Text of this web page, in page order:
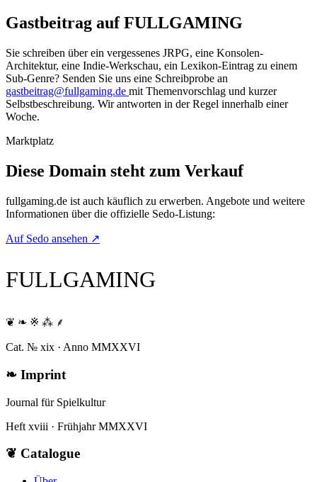
Gastbeitrag auf FULLGAMING
Sie schreiben über ein vergessenes JRPG, eine Konsolen-
Architektur, eine Indie-Werkschau, ein Lexikon-Eintrag zu einem
Sub-Genre? Senden Sie uns eine Schreibprobe an
gastbeitrag@fullgaming.de mit Themenvorschlag und kurzer
Selbstbeschreibung. Wir antworten in der Regel innerhalb einer
Woche.
Marktplatz
Diese Domain steht zum Verkauf
fullgaming.de ist auch käuflich zu erwerben. Angebote und weitere
Informationen über die offizielle Sedo-Listung:
Auf Sedo ansehen ↗
FULLGAMING
❦ ❧ ※ ⁂ ⸙
Cat. № xix · Anno MMXXVI
❧ Imprint
Journal für Spielkultur
Heft xviii · Frühjahr MMXXVI
❦ Catalogue